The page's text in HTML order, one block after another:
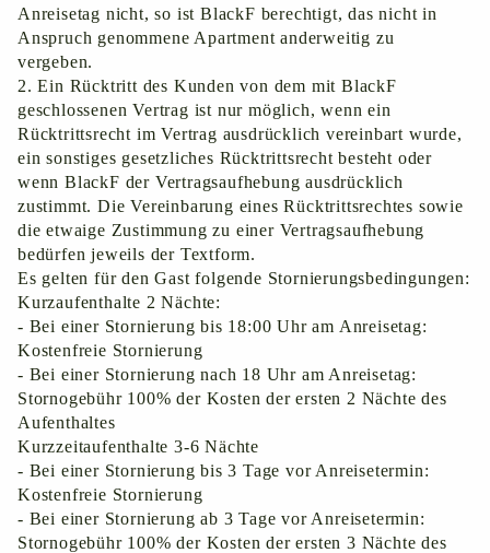
Anreisetag nicht, so ist BlackF berechtigt, das nicht in
Anspruch genommene Apartment anderweitig zu
vergeben.
2. Ein Rücktritt des Kunden von dem mit BlackF
geschlossenen Vertrag ist nur möglich, wenn ein
Rücktrittsrecht im Vertrag ausdrücklich vereinbart wurde,
ein sonstiges gesetzliches Rücktrittsrecht besteht oder
wenn BlackF der Vertragsaufhebung ausdrücklich
zustimmt. Die Vereinbarung eines Rücktrittsrechtes sowie
die etwaige Zustimmung zu einer Vertragsaufhebung
bedürfen jeweils der Textform.
Es gelten für den Gast folgende Stornierungsbedingungen:
Kurzaufenthalte 2 Nächte:
- Bei einer Stornierung bis 18:00 Uhr am Anreisetag:
Kostenfreie Stornierung
- Bei einer Stornierung nach 18 Uhr am Anreisetag:
Stornogebühr 100% der Kosten der ersten 2 Nächte des
Aufenthaltes
Kurzzeitaufenthalte 3-6 Nächte
- Bei einer Stornierung bis 3 Tage vor Anreisetermin:
Kostenfreie Stornierung
- Bei einer Stornierung ab 3 Tage vor Anreisetermin:
Stornogebühr 100% der Kosten der ersten 3 Nächte des